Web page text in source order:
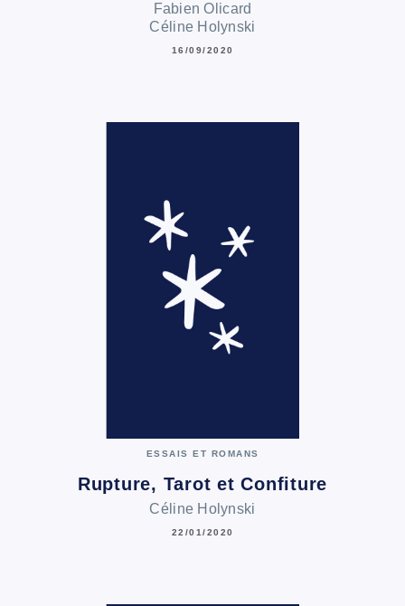
Fabien Olicard
Céline Holynski
16/09/2020
ESSAIS ET ROMANS
Rupture, Tarot et Confiture
Céline Holynski
22/01/2020